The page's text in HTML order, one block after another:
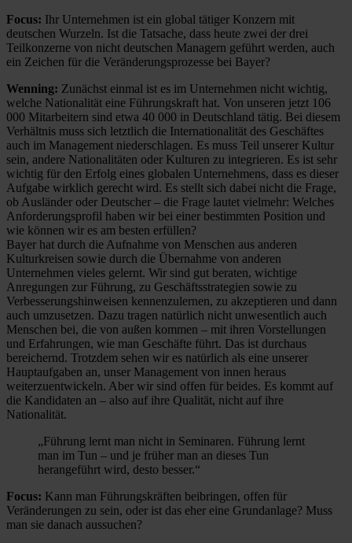
Focus: Ihr Unternehmen ist ein global tätiger Konzern mit
deutschen Wurzeln. Ist die Tatsache, dass heute zwei der drei
Teilkonzerne von nicht deutschen Managern geführt werden, auch
ein Zeichen für die Veränderungsprozesse bei Bayer?
Wenning: Zunächst einmal ist es im Unternehmen nicht wichtig,
welche Nationalität eine Führungskraft hat. Von unseren jetzt 106
000 Mitarbeitern sind etwa 40 000 in Deutschland tätig. Bei diesem
Verhältnis muss sich letztlich die Internationalität des Geschäftes
auch im Management niederschlagen. Es muss Teil unserer Kultur
sein, andere Nationalitäten oder Kulturen zu integrieren. Es ist sehr
wichtig für den Erfolg eines globalen Unternehmens, dass es dieser
Aufgabe wirklich gerecht wird. Es stellt sich dabei nicht die Frage,
ob Ausländer oder Deutscher – die Frage lautet vielmehr: Welches
Anforderungsprofil haben wir bei einer bestimmten Position und
wie können wir es am besten erfüllen?
Bayer hat durch die Aufnahme von Menschen aus anderen
Kulturkreisen sowie durch die Übernahme von anderen
Unternehmen vieles gelernt. Wir sind gut beraten, wichtige
Anregungen zur Führung, zu Geschäftsstrategien sowie zu
Verbesserungshinweisen kennenzulernen, zu akzeptieren und dann
auch umzusetzen. Dazu tragen natürlich nicht unwesentlich auch
Menschen bei, die von außen kommen – mit ihren Vorstellungen
und Erfahrungen, wie man Geschäfte führt. Das ist durchaus
bereichernd. Trotzdem sehen wir es natürlich als eine unserer
Hauptaufgaben an, unser Management von innen heraus
weiterzuentwickeln. Aber wir sind offen für beides. Es kommt auf
die Kandidaten an – also auf ihre Qualität, nicht auf ihre
Nationalität.
„Führung lernt man nicht in Seminaren. Führung lernt
man im Tun – und je früher man an dieses Tun
herangeführt wird, desto besser.“
Focus: Kann man Führungskräften beibringen, offen für
Veränderungen zu sein, oder ist das eher eine Grundanlage? Muss
man sie danach aussuchen?